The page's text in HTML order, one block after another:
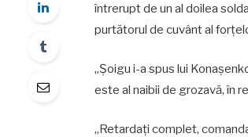
întrerupt de un al doilea
purtătorul de cuvânt al
„Șoigu i-a spus lui
este al naibii de grozavă, în
„Retardați complet,